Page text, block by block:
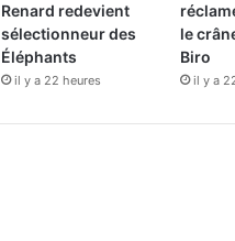
Renard redevient
sélectionneur des
Éléphants
il y a 22 heures
le
Biro
il y a